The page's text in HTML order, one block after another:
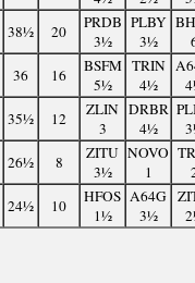
38½ 20
PRDB
3½
PLBY
3½
36 16
BSFM
5½
TRIN
4½
35½ 12
ZLIN
3
DRBR
4½
26½ 8
ZITU
3½
NOVO
1
24½ 10
HFOS
1½
A64G
3½